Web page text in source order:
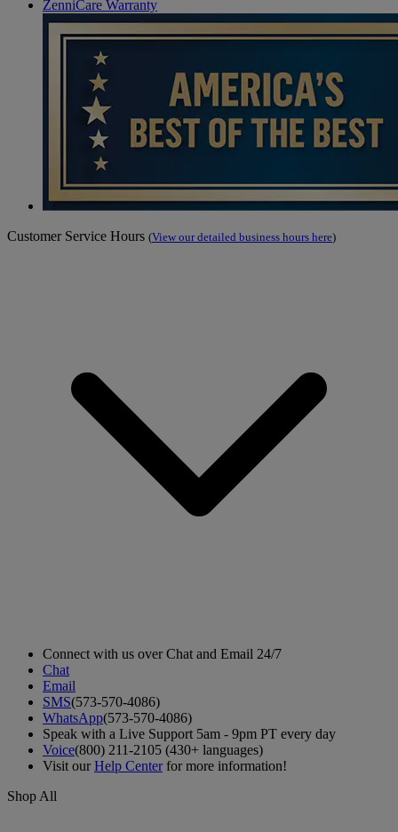
ZenniCare Warranty
Customer Service Hours (View our detailed business hours here)
Connect with us over Chat and Email 24/7
Chat
Email
SMS(573-570-4086)
WhatsApp(573-570-4086)
Speak with a Live Support 5am - 9pm PT every day
Voice(800) 211-2105 (430+ languages)
Visit ourHelp Centerfor more information!
Shop All